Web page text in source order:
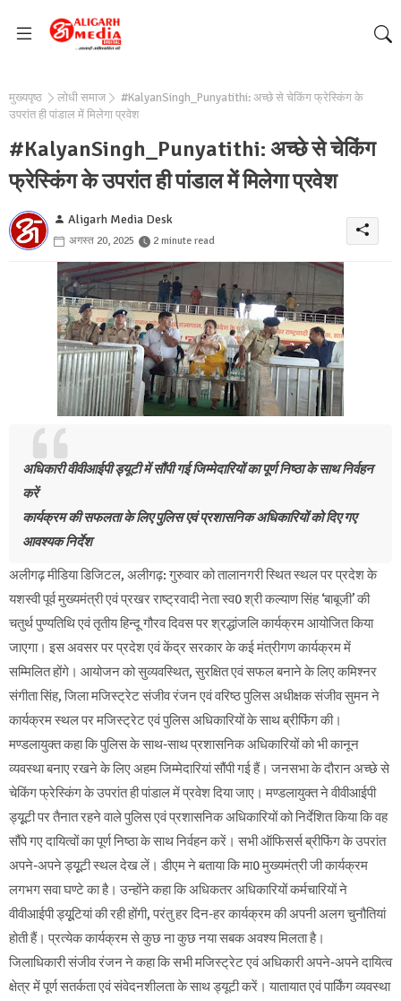
मुख्यपृष्ठ लोधी समाज
#KalyanSingh_Punyatithi: अच्छे से चेकिंग फ्रेस्किंग के
उपरांत ही पांडाल में मिलेगा प्रवेश
#KalyanSingh_Punyatithi: अच्छे से चेकिंग
फ्रेस्किंग के उपरांत ही पांडाल में मिलेगा प्रवेश
Aligarh Media Desk
अगस्त 20, 2025 2 minute read
अधिकारी वीवीआईपी ड्यूटी में सौंपी गई जिम्मेदारियों का पूर्ण निष्ठा के साथ निर्वहन
करें
कार्यक्रम की सफलता के लिए पुलिस एवं प्रशासनिक अधिकारियों को दिए गए
आवश्यक निर्देश
अलीगढ़ मीडिया डिजिटल, अलीगढ़: गुरुवार को तालानगरी स्थित स्थल पर प्रदेश के
यशस्वी पूर्व मुख्यमंत्री एवं प्रखर राष्ट्रवादी नेता स्व0 श्री कल्याण सिंह ‘बाबूजी’ की
चतुर्थ पुण्यतिथि एवं तृतीय हिन्दू गौरव दिवस पर श्रद्धांजलि कार्यक्रम आयोजित किया
जाएगा। इस अवसर पर प्रदेश एवं केंद्र सरकार के कई मंत्रीगण कार्यक्रम में
सम्मिलित होंगे। आयोजन को सुव्यवस्थित, सुरक्षित एवं सफल बनाने के लिए कमिश्नर
संगीता सिंह, जिला मजिस्ट्रेट संजीव रंजन एवं वरिष्ठ पुलिस अधीक्षक संजीव सुमन ने
कार्यक्रम स्थल पर मजिस्ट्रेट एवं पुलिस अधिकारियों के साथ ब्रीफिंग की।
मण्डलायुक्त कहा कि पुलिस के साथ-साथ प्रशासनिक अधिकारियों को भी कानून
व्यवस्था बनाए रखने के लिए अहम जिम्मेदारियां सौंपी गई हैं। जनसभा के दौरान अच्छे से
चेकिंग फ्रेस्किंग के उपरांत ही पांडाल में प्रवेश दिया जाए। मण्डलायुक्त ने वीवीआईपी
ड्यूूटी पर तैनात रहने वाले पुलिस एवं प्रशासनिक अधिकारियों को निर्देशित किया कि वह
सौंपे गए दायित्वों का पूर्ण निष्ठा के साथ निर्वहन करें। सभी ऑफिसर्स ब्रीफिंग के उपरांत
अपने-अपने ड्यूूटी स्थल देख लें। डीएम ने बताया कि मा0 मुख्यमंत्री जी कार्यक्रम
लगभग सवा घण्टे का है। उन्होंने कहा कि अधिकतर अधिकारियों कर्मचारियों ने
वीवीआईपी ड्यूूटियां की रही होंगी, परंतु हर दिन-हर कार्यक्रम की अपनी अलग चुनौतियां
होती हैं। प्रत्येक कार्यक्रम से कुछ ना कुछ नया सबक अवश्य मिलता है।
जिलाधिकारी संजीव रंजन ने कहा कि सभी मजिस्ट्रेट एवं अधिकारी अपने-अपने दायित्व
क्षेत्र में पूर्ण सतर्कता एवं संवेदनशीलता के साथ ड्यूटी करें। यातायात एवं पार्किंग व्यवस्था